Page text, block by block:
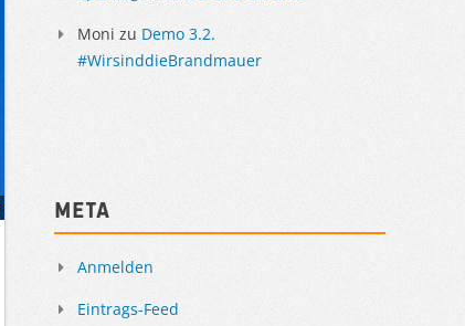
Moni zu Demo 3.2.
#WirsinddieBrandmauer
Meta
Anmelden
Eintrags-Feed